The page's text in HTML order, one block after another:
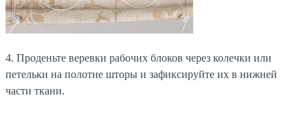
4. Проденьте веревки рабочих блоков через колечки или
петельки на полотне шторы и зафиксируйте их в нижней
части ткани.